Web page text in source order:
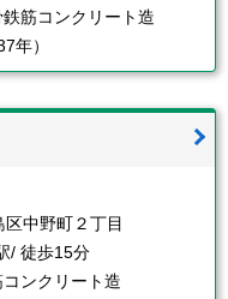
筋コンクリート造
年）
中野町２丁目
/ 徒歩15分
ンクリート造